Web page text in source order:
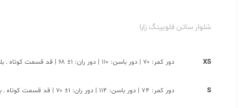
شلوار ساتن فلویینگ زارا
XS دور کمر: ۷۰ | دور باسن: ۱۱۰ | دور ران: ۱± ۶۸ | قد قسمت کوتاه ـ بلند : ۱± ۷۴ ـ ۸۸
S دور کمر: ۷۴ | دور باسن: ۱۱۴ | دور ران: ۱± ۷۰ | قد قسمت کوتاه ـ بلند : ۱± ۷۴ ـ ۸۸